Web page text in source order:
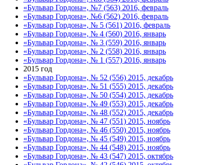
«Бульвар Гордона», №7 (563) 2016, февраль
«Бульвар Гордона», №6 (562) 2016, февраль
«Бульвар Гордона», № 5 (561) 2016, февраль
«Бульвар Гордона», № 4 (560) 2016, январь
«Бульвар Гордона», № 3 (559) 2016, январь
«Бульвар Гордона», № 2 (558) 2016, январь
«Бульвар Гордона», № 1 (557) 2016, январь
2015 год
«Бульвар Гордона», № 52 (556) 2015, декабрь
«Бульвар Гордона», № 51 (555) 2015, декабрь
«Бульвар Гордона», № 50 (554) 2015, декабрь
«Бульвар Гордона», № 49 (553) 2015, декабрь
«Бульвар Гордона», № 48 (552) 2015, декабрь
«Бульвар Гордона», № 47 (551) 2015, ноябрь
«Бульвар Гордона», № 46 (550) 2015, ноябрь
«Бульвар Гордона», № 45 (549) 2015, ноябрь
«Бульвар Гордона», № 44 (548) 2015, ноябрь
«Бульвар Гордона», № 43 (547) 2015, октябрь